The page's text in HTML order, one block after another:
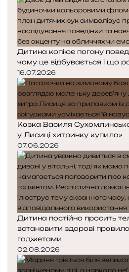
Дитина копіює погану
чому це відбувається і що
16.07.2026
Казка Василя
у Лисиці хитринку купила»
07.06.2026
Дитина постійно просить
встановити здорові
гаджетами
02.08.2026